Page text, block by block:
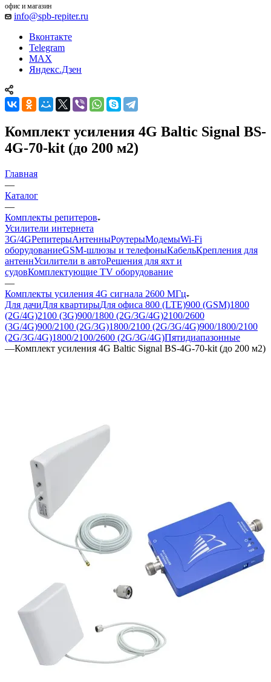
офис и магазин
info@spb-repiter.ru
Вконтакте
Telegram
MAX
Яндекс.Дзен
Комплект усиления 4G Baltic Signal BS-
4G-70-kit (до 200 м2)
Главная
—
Каталог
—
Комплекты репитеров
Усилители интернета
3G/4GРепитерыАнтенныРоутерыМодемыWi-Fi
оборудованиеGSM-шлюзы и телефоныКабельКрепления для
антеннУсилители в автоРешения для яхт и
судовКомплектующие TV оборудование
—
Комплекты усиления 4G сигнала 2600 МГц
Для дачиДля квартирыДля офиса 800 (LTE)900 (GSM)1800
(2G/4G)2100 (3G)900/1800 (2G/3G/4G)2100/2600
(3G/4G)900/2100 (2G/3G)1800/2100 (2G/3G/4G)900/1800/2100
(2G/3G/4G)1800/2100/2600 (2G/3G/4G)Пятидиапазонные
—Комплект усиления 4G Baltic Signal BS-4G-70-kit (до 200 м2)